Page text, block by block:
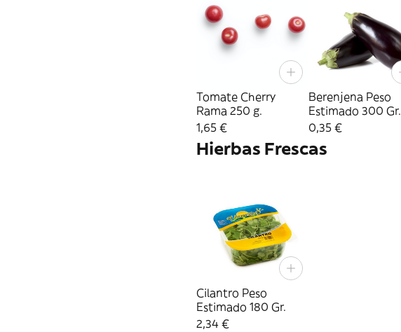
Tomate Cherry
Rama 250 g.
1,65 €
Berenjena Peso
Estimado 300 Gr.
0,35 €
Hierbas Frescas
Cilantro Peso
Estimado 180 Gr.
2,34 €